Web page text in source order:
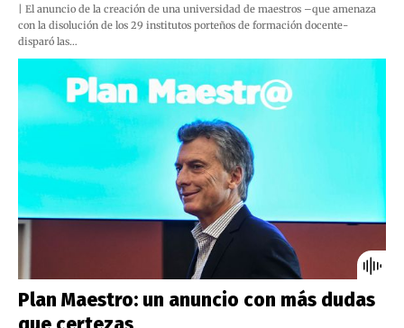
| El anuncio de la creación de una universidad de maestros –que amenaza
con la disolución de los 29 institutos porteños de formación docente-
disparó las…
Plan Maestro: un anuncio con más dudas